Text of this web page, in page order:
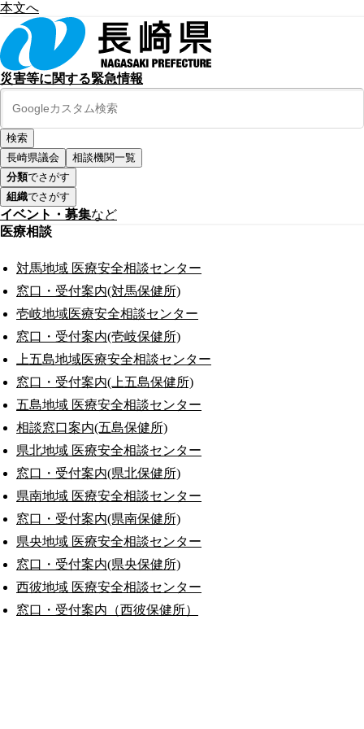
本文へ
災害等に関する緊急情報
長崎県議会
相談機関一覧
分類でさがす
組織でさがす
イベント・募集など
医療相談
対馬地域 医療安全相談センター
窓口・受付案内(対馬保健所)
壱岐地域医療安全相談センター
窓口・受付案内(壱岐保健所)
上五島地域医療安全相談センター
窓口・受付案内(上五島保健所)
五島地域 医療安全相談センター
相談窓口案内(五島保健所)
県北地域 医療安全相談センター
窓口・受付案内(県北保健所)
県南地域 医療安全相談センター
窓口・受付案内(県南保健所)
県央地域 医療安全相談センター
窓口・受付案内(県央保健所)
西彼地域 医療安全相談センター
窓口・受付案内（西彼保健所）